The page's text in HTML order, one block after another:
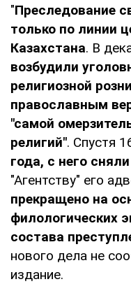
"Преследование
только по линии
Казахстана. В
возбудили
религиозной
православным
"самой
религий". Спустя
года, с него
"Агентству" его
прекращено на
филологических
состава
нового дела не
издание.